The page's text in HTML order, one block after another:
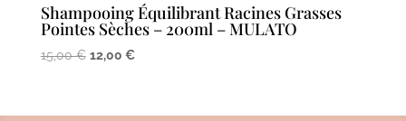
Shampooing Équilibrant Racines Grasses
Pointes Sèches – 200ml – MULATO
15,00€ Le
était :
12,00 €Le
est :